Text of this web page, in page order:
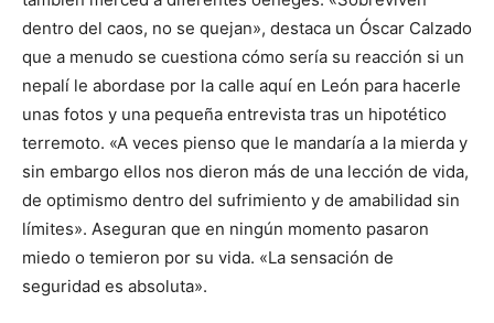
dentro del caos, no se quejan», destaca un Óscar Calzado
que a menudo se cuestiona cómo sería su reacción si un
nepalí le abordase por la calle aquí en León para hacerle
unas fotos y una pequeña entrevista tras un hipotético
terremoto. «A veces pienso que le mandaría a la mierda y
sin embargo ellos nos dieron más de una lección de vida,
de optimismo dentro del sufrimiento y de amabilidad sin
límites». Aseguran que en ningún momento pasaron
miedo o temieron por su vida. «La sensación de
seguridad es absoluta».